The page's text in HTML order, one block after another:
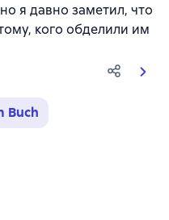
я давно заметил, что
кого обделили им
Buch